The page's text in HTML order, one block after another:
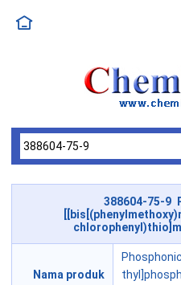
388604-75-9
Nama produk